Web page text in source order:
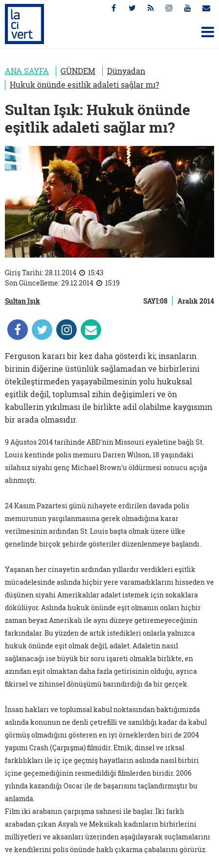
ANA SAYFA GÜNDEM
Dünyadan
Hukuk önünde eşitlik adaleti sağlar mı?
Sultan Işık: Hukuk önünde
eşitlik adaleti sağlar mı?
Giriş Tarihi: 28.11.2014
15:43
Son Güncelleme: 29.12.2014
15:19
Sultan Işık
SAYI:08 Aralık 2014
Ferguson kararı bir kez daha gösterdi ki; insanların
birinin diğerine üstünlük sağlamadan ve birbirlerini
ötekileştirmeden yaşayabilmesinin yolu hukuksal
eşitlik değil, toplumsal zihin değişimleri ve ön
kabullerin yıkılması ile birlikte adil olabilme kaygısının
bir arada olmasıdır.
9 Ağustos 2014 tarihinde ABD'nin Missouri eyaletine bağlı St.
Louis kentinde polis memuru Darren Wilson, 18 yaşındaki
silahsız siyahi genç Michael Brown'u öldürmesi sonucu açığa
alınmıştı.
24 Kasım Pazartesi günü nihayete erdirilen davada polis
memurunun yargılanmasına gerek olmadığına karar
verilmesinin ardından St. Louis başta olmak üzere ülke
genelinde birçok şehirde gösteriler düzenlenmeye başlandı.
Yaşanan her cinayetin ardından yıllardır verdikleri eşitlik
mücadelesinde aslında hiçbir yere varamadıklarını hisseden ve
düşünen siyahi Amerikalılar adalet istemek için sokaklara
dökülüyor. Aslında hukuk önünde eşit olmanın onları hiçbir
zaman beyaz Amerikalı ile aynı düzeye getiremeyeceğinin
farkındalar. Bu yüzden de artık istedikleri onlarla yalnızca
hukuk önünde eşit olmak değil, adalet. Adaletin nasıl
sağlanacağı ise büyük bir soru işareti olmakla birlikte, en
azından eşit olmaktan daha fazla getirisinin olduğu, ayrıca
fikirsel ve zihinsel dönüşümü barındırdığı da bir gerçek.
İnsan hakları ve toplumsal kabul noktasından baktığımızda
aslında konunun ne denli çetrefilli ve sanıldığı kadar da kabul
görmüş olmadığını gösteren en iyi örneklerden biri de 2004
yapımı Crash (Çarpışma) filmidir. Etnik, dinsel ve ırksal
farklılıkları ile iç içe geçmiş hayatların aslında nasıl birbiri
içine geçemediğinin resmedildiği filmlerden biridir. 2006
yılında kazandığı Oscar ile de başarısını taçlandırmıştır bu
anlamda.
Film iki arabanın çarpışma sahnesi ile başlar. İki farklı
arabadan çıkan Asyalı ve Meksikalı kadınların birbirlerini
milliyetleri ve aksanları üzerinden aşağılayarak suçlamalarını
ve kendilerini polis önünde haklı çıkarma çabalarını görürüz.